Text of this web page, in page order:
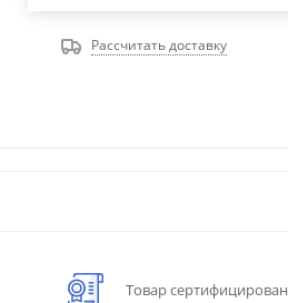
Рассчитать доставку
Товар сертифицирован